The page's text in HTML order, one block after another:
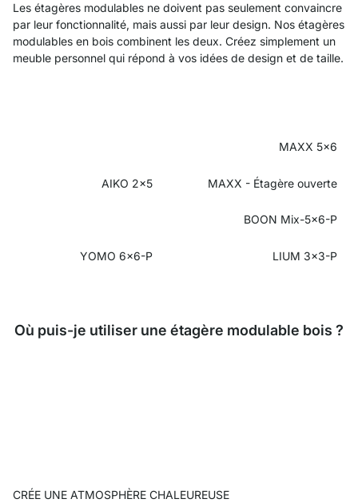
Les étagères modulables ne doivent pas seulement convaincre
par leur fonctionnalité, mais aussi par leur design. Nos étagères
modulables en bois combinent les deux. Créez simplement un
meuble personnel qui répond à vos idées de design et de taille.
MAXX 5x6
AIKO 2x5 MAXX - Étagère ouverte
BOON Mix-5x6-P
YOMO 6x6-P LIUM 3x3-P
Où puis-je utiliser une étagère modulable bois ?
CRÉE UNE ATMOSPHÈRE CHALEUREUSE